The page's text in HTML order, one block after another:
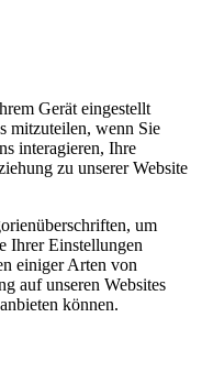
Gerät eingestellt
mitzuteilen, wenn Sie
interagieren, Ihre
zu unserer Website
um
Ihrer Einstellungen
einiger Arten von
auf unseren Websites
können.